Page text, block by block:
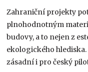
Zahraniční projekty
plnohodnotným
budovy, a to nejen z
ekologického
zásadní i pro český